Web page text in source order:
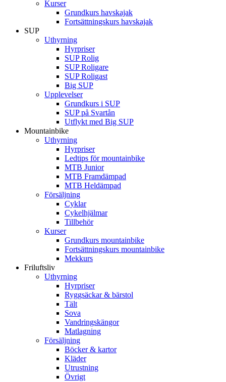
Kurser
Grundkurs havskajak
Fortsättningskurs havskajak
SUP
Uthyrning
Hyrpriser
SUP Rolig
SUP Roligare
SUP Roligast
Big SUP
Upplevelser
Grundkurs i SUP
SUP på Svartån
Utflykt med Big SUP
Mountainbike
Uthyrning
Hyrpriser
Ledtips för mountainbike
MTB Junior
MTB Framdämpad
MTB Heldämpad
Försäljning
Cyklar
Cykelhjälmar
Tillbehör
Kurser
Grundkurs mountainbike
Fortsättningskurs mountainbike
Mekkurs
Friluftsliv
Uthyrning
Hyrpriser
Ryggsäckar & bärstol
Tält
Sova
Vandringskängor
Matlagning
Försäljning
Böcker & kartor
Kläder
Utrustning
Övrigt